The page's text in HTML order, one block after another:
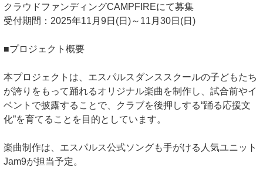
クラウドファンディングCAMPFIREにて募集
受付期間：2025年11月9日(日)～11月30日(日)
■プロジェクト概要
本プロジェクトは、エスパルスダンススクールの子どもたち
が誇りをもって踊れるオリジナル楽曲を制作し、試合前やイ
ベントで披露することで、クラブを後押しする“踊る応援文
化”を育てることを目的としています。
楽曲制作は、エスパルス公式ソングも手がける人気ユニット
Jam9が担当予定。